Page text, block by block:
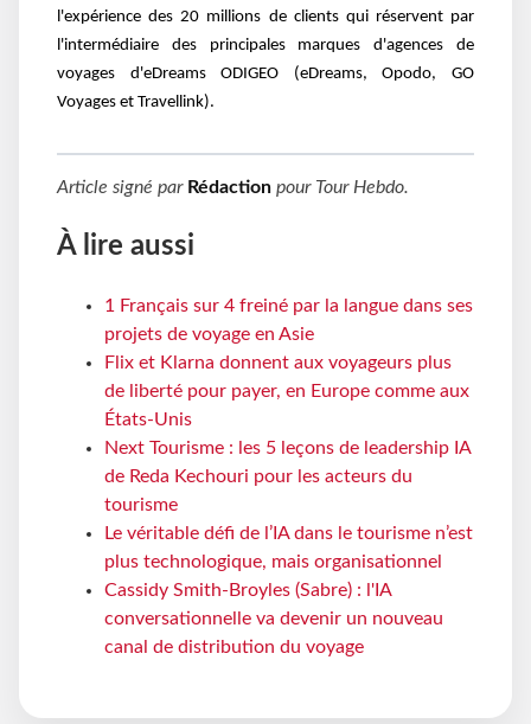
l'expérience des 20 millions de clients qui réservent par
l'intermédiaire des principales marques d'agences de
voyages d'eDreams ODIGEO (eDreams, Opodo, GO
Voyages et Travellink).
Article signé par Rédaction pour Tour Hebdo.
À lire aussi
1 Français sur 4 freiné par la langue dans ses
projets de voyage en Asie
Flix et Klarna donnent aux voyageurs plus
de liberté pour payer, en Europe comme aux
États-Unis
Next Tourisme : les 5 leçons de leadership IA
de Reda Kechouri pour les acteurs du
tourisme
Le véritable défi de l’IA dans le tourisme n’est
plus technologique, mais organisationnel
Cassidy Smith-Broyles (Sabre) : l'IA
conversationnelle va devenir un nouveau
canal de distribution du voyage